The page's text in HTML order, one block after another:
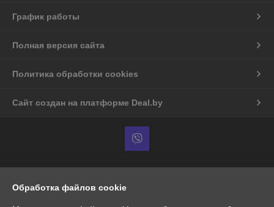
График работы
Полная версия сайта
Политика обработки cookies
Сайт создан на платформе Deal.by
Обработка файлов cookie